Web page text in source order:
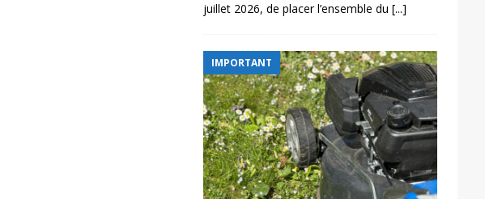
juillet 2026, de placer l’ensemble du [...]
IMPORTANT